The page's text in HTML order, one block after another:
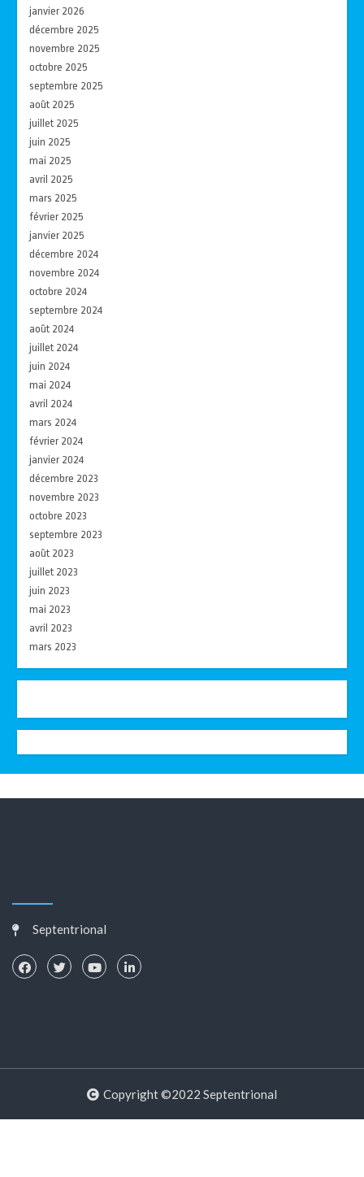
janvier 2026
décembre 2025
novembre 2025
octobre 2025
septembre 2025
août 2025
juillet 2025
juin 2025
mai 2025
avril 2025
mars 2025
février 2025
janvier 2025
décembre 2024
novembre 2024
octobre 2024
septembre 2024
août 2024
juillet 2024
juin 2024
mai 2024
avril 2024
mars 2024
février 2024
janvier 2024
décembre 2023
novembre 2023
octobre 2023
septembre 2023
août 2023
juillet 2023
juin 2023
mai 2023
avril 2023
mars 2023
Septentrional
Copyright ©2022 Septentrional